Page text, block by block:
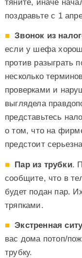
тяните, иначе
поздравьте с 1
Звонок из
если у шефа
против разыграть
несколько
проверками и
выглядела
представьтесь
о том, что на
предстоит
Пар из трубки.
сообщите, что в
будет подан пар.
тряпками.
Экстренная
вас дома потоп/
трубку.